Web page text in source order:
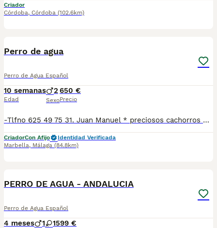
Criador
Córdoba, Córdoba (102.6km)
Perro de agua
Perro de Agua Español
10 semanas
Edad
2
Sexo
650 €
Precio
-Tlfno 625 49 75 31. Juan Manuel * preciosos cachorros de perro de agua, reserva el tuyo. * Cachorro de las mejores líneas. * Se entregan vacunados y desparasitados con cartilla veterinaria.
CriadorCon Afijo
Identidad Verificada
Marbella, Málaga (84.8km)
PERRO DE AGUA - ANDALUCIA
Perro de Agua Español
4 meses 1 1599 €